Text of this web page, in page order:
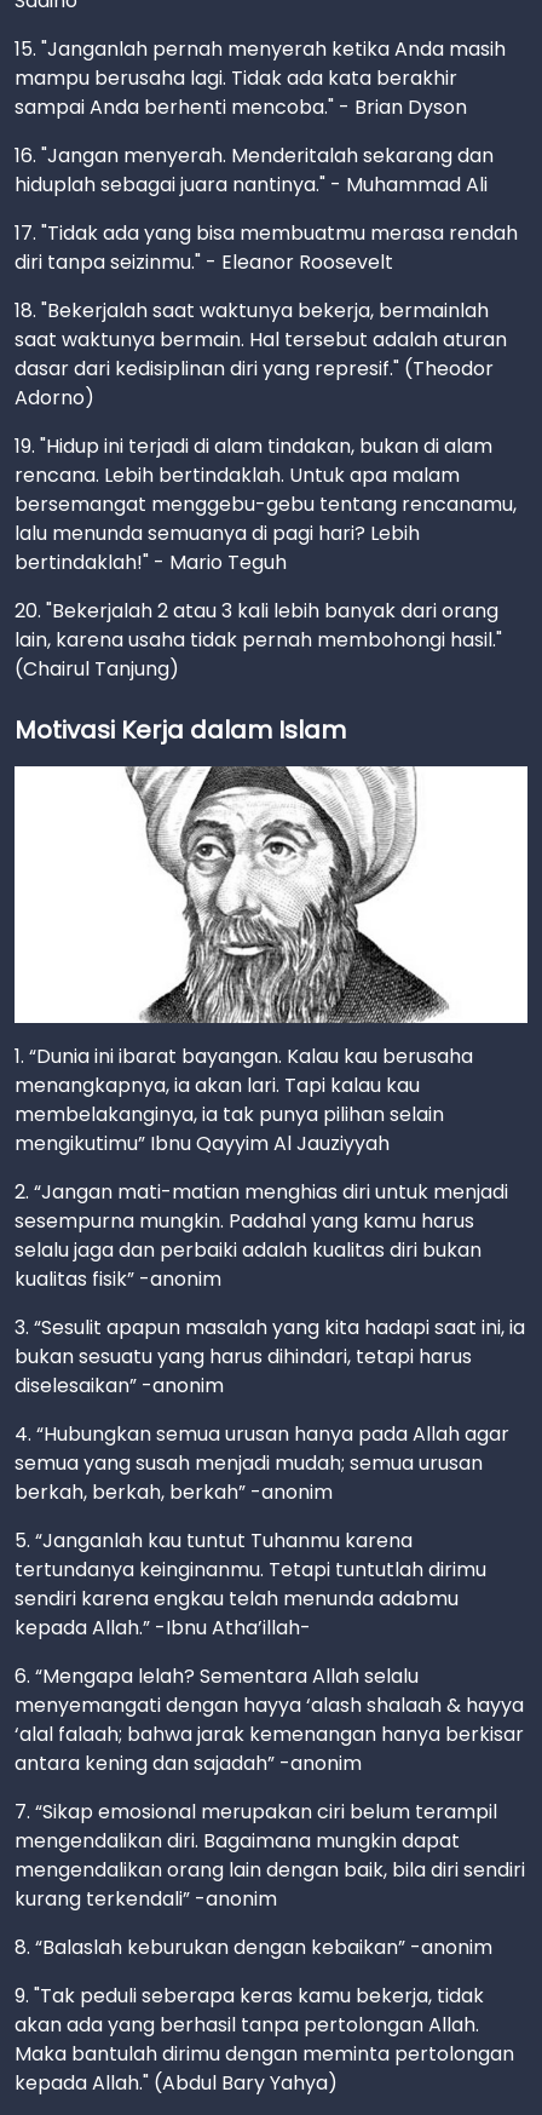
15. "Janganlah pernah menyerah ketika Anda masih
mampu berusaha lagi. Tidak ada kata berakhir
sampai Anda berhenti mencoba." - Brian Dyson
16. "Jangan menyerah. Menderitalah sekarang dan
hiduplah sebagai juara nantinya." - Muhammad Ali
17. "Tidak ada yang bisa membuatmu merasa rendah
diri tanpa seizinmu." - Eleanor Roosevelt
18. "Bekerjalah saat waktunya bekerja, bermainlah
saat waktunya bermain. Hal tersebut adalah aturan
dasar dari kedisiplinan diri yang represif." (Theodor
Adorno)
19. "Hidup ini terjadi di alam tindakan, bukan di alam
rencana. Lebih bertindaklah. Untuk apa malam
bersemangat menggebu-gebu tentang rencanamu,
lalu menunda semuanya di pagi hari? Lebih
bertindaklah!" - Mario Teguh
20. "Bekerjalah 2 atau 3 kali lebih banyak dari orang
lain, karena usaha tidak pernah membohongi hasil."
(Chairul Tanjung)
Motivasi Kerja dalam Islam
1. “Dunia ini ibarat bayangan. Kalau kau berusaha
menangkapnya, ia akan lari. Tapi kalau kau
membelakanginya, ia tak punya pilihan selain
mengikutimu” Ibnu Qayyim Al Jauziyyah
2. “Jangan mati-matian menghias diri untuk menjadi
sesempurna mungkin. Padahal yang kamu harus
selalu jaga dan perbaiki adalah kualitas diri bukan
kualitas fisik” -anonim
3. “Sesulit apapun masalah yang kita hadapi saat ini, ia
bukan sesuatu yang harus dihindari, tetapi harus
diselesaikan” -anonim
4. “Hubungkan semua urusan hanya pada Allah agar
semua yang susah menjadi mudah; semua urusan
berkah, berkah, berkah” -anonim
5. “Janganlah kau tuntut Tuhanmu karena
tertundanya keinginanmu. Tetapi tuntutlah dirimu
sendiri karena engkau telah menunda adabmu
kepada Allah.” -Ibnu Atha’illah-
6. “Mengapa lelah? Sementara Allah selalu
menyemangati dengan hayya ‘alash shalaah & hayya
‘alal falaah; bahwa jarak kemenangan hanya berkisar
antara kening dan sajadah” -anonim
7. “Sikap emosional merupakan ciri belum terampil
mengendalikan diri. Bagaimana mungkin dapat
mengendalikan orang lain dengan baik, bila diri sendiri
kurang terkendali” -anonim
8. “Balaslah keburukan dengan kebaikan” -anonim
9. "Tak peduli seberapa keras kamu bekerja, tidak
akan ada yang berhasil tanpa pertolongan Allah.
Maka bantulah dirimu dengan meminta pertolongan
kepada Allah." (Abdul Bary Yahya)